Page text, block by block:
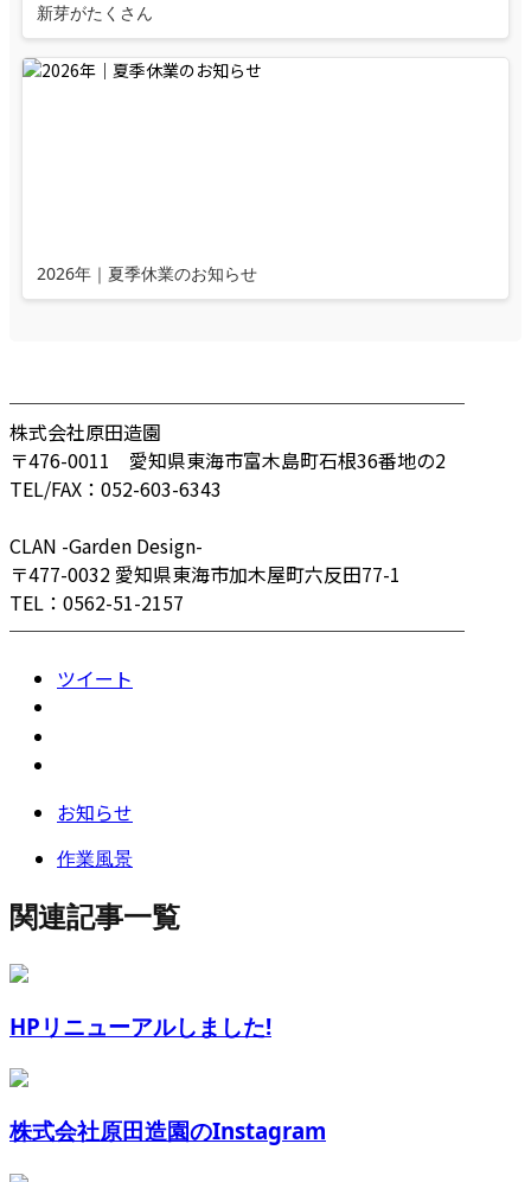
新芽がたくさん
2026年｜夏季休業のお知らせ
────────────────────────
株式会社原田造園
〒476-0011 愛知県東海市富木島町石根36番地の2
TEL/FAX：052-603-6343
CLAN -Garden Design-
〒477-0032 愛知県東海市加木屋町六反田77-1
TEL：0562-51-2157
────────────────────────
ツイート
お知らせ
作業風景
関連記事一覧
HPリニューアルしました!
株式会社原田造園のInstagram